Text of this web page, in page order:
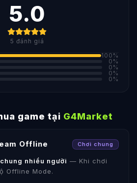
5.0
5 đánh giá
100 %
0 %
0 %
0 %
0 %
game tại G4Market
Offline Chơi chung
nhiều người — Khi chơi
Offline Mode.